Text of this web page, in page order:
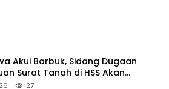
Akui Barbuk, Sidang Dugaan
Surat Tanah di HSS Akan
Tuntutan JPU
27